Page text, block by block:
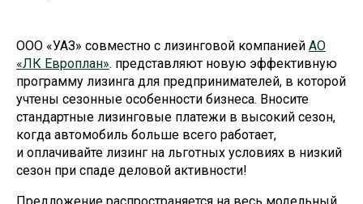
ООО «УАЗ» совместно с лизинговой компанией АО
«ЛК Европлан». представляют новую эффективную
программу лизинга для предпринимателей, в которой
учтены сезонные особенности бизнеса. Вносите
стандартные лизинговые платежи в высокий сезон,
когда автомобиль больше всего работает,
и оплачивайте лизинг на льготных условиях в низкий
сезон при спаде деловой активности!